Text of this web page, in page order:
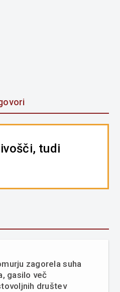
tudi
zagorela suha
gasilo več
društev